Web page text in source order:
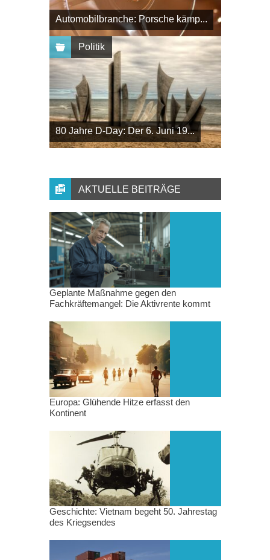
Automobilbranche: Porsche kämp...
Politik
80 Jahre D-Day: Der 6. Juni 19...
AKTUELLE BEITRÄGE
Geplante Maßnahme gegen den
Fachkräftemangel: Die Aktivrente kommt
Europa: Glühende Hitze erfasst den
Kontinent
Geschichte: Vietnam begeht 50. Jahrestag
des Kriegsendes